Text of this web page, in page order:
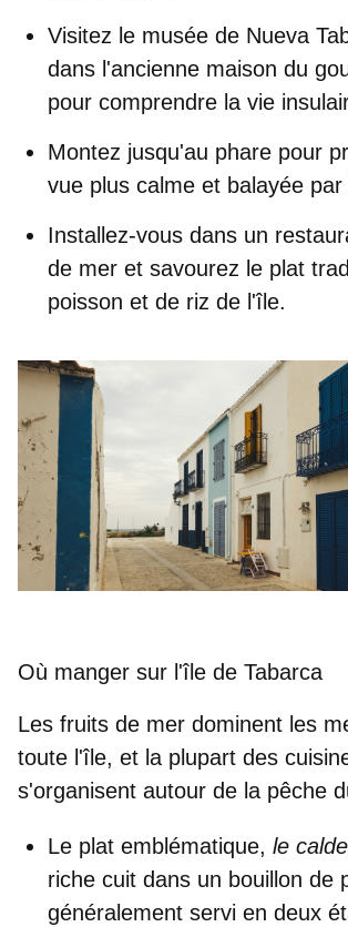
Visitez le musée de Nueva
dans l'ancienne maison du
pour comprendre la vie
Montez jusqu'au phare pour
vue plus calme et balayée par
Installez-vous dans un
de mer et savourez le plat
poisson et de riz de l'île.
Où manger sur l'île de Tabarca
Les fruits de mer dominent les
toute l'île, et la plupart des
s'organisent autour de la pêche
Le plat emblématique, le
riche cuit dans un bouillon de
généralement servi en deux